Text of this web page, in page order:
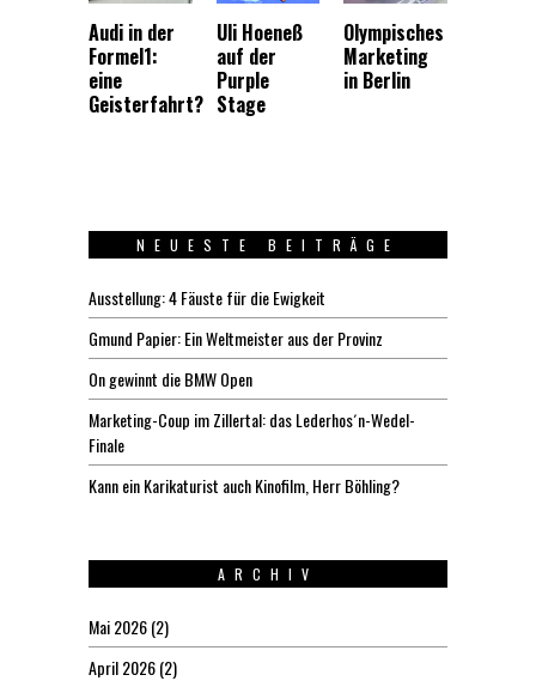
Audi in der
Formel1:
eine
Geisterfahrt?
Uli Hoeneß
auf der
Purple
Stage
Olympisches
Marketing
in Berlin
NEUESTE BEITRÄGE
Ausstellung: 4 Fäuste für die Ewigkeit
Gmund Papier: Ein Weltmeister aus der Provinz
On gewinnt die BMW Open
Marketing-Coup im Zillertal: das Lederhos´n-Wedel-
Finale
Kann ein Karikaturist auch Kinofilm, Herr Böhling?
ARCHIV
Mai 2026(2)
April 2026(2)